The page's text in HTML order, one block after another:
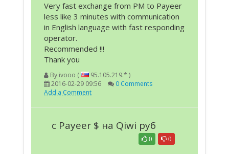
Very fast exchange from PM to Payeer
less like 3 minutes with communication
in English language with fast responding
operator.
Recommended !!!
Thank you
By ivooo (
95.105.219.* )
2016-02-29 09:56
0 Comments
Add a Comment
с Payeer $ на Qiwi руб
0
0